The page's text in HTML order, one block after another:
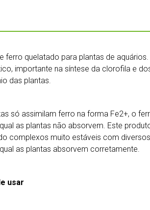
ferro quelatado para plantas de
importante na síntese da clorofila e
das plantas.
só assimilam ferro na forma Fe2+, o
as plantas não absorvem. Este
complexos muito estáveis com
as plantas absorvem corretamente.
usar